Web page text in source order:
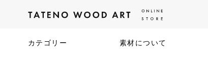
カテゴリー 素材について